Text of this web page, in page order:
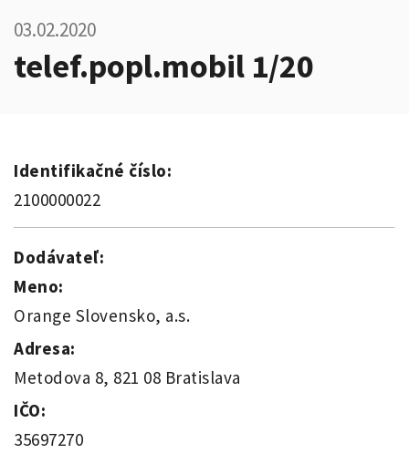
03.02.2020
telef.popl.mobil 1/20
Identifikačné číslo:
2100000022
Dodávateľ:
Meno:
Orange Slovensko, a.s.
Adresa:
Metodova 8, 821 08 Bratislava
IČO:
35697270